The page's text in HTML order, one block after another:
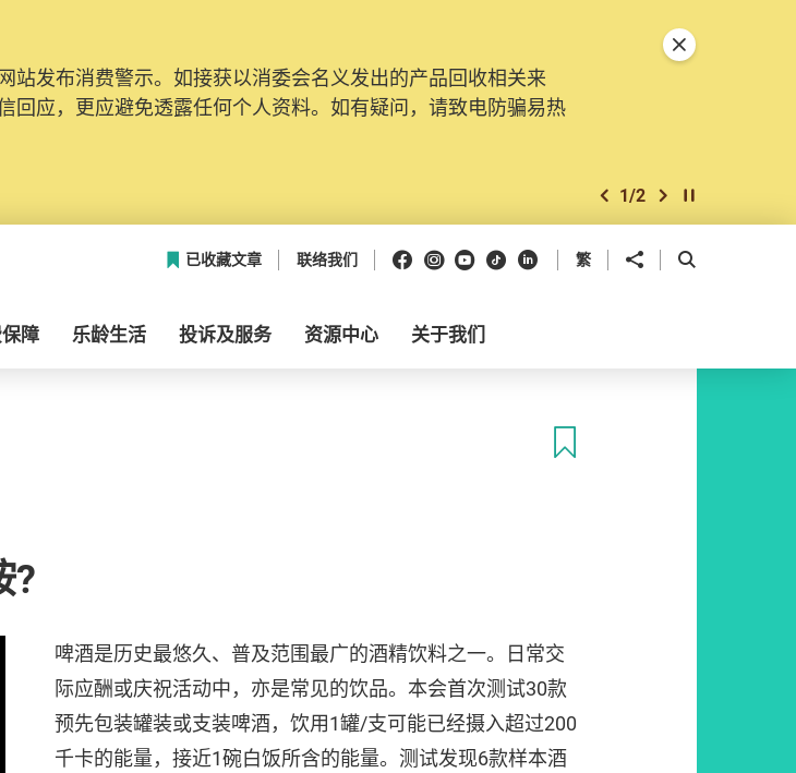
站发布消费警示。如接获以消委会名义发出的产品回收相关来
回应，更应避免透露任何个人资料。如有疑问，请致电防骗易热
上一个
1/2 下一个开始/暂停幻灯
关闭特別通告
已收藏文章 联络我们 Facebook
Instagram
Youtube
抖音领英 繁 分享到 开启搜寻框
障 乐龄生活 投诉及服务 资源中心 关于我们
?
啤酒是历史最悠久、普及范围最广的酒精饮料之一。日常交
际应酬或庆祝活动中，亦是常见的饮品。本会首次测试30款
预先包装罐装或支装啤酒，饮用1罐/支可能已经摄入超过200
千卡的能量，接近1碗白饭所含的能量。测试发现6款样本酒